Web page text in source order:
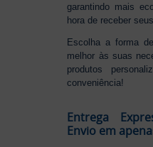
garantindo mais
hora de receber
Escolha a forma
melhor às suas
produtos
conveniência!
Entrega
Envio em